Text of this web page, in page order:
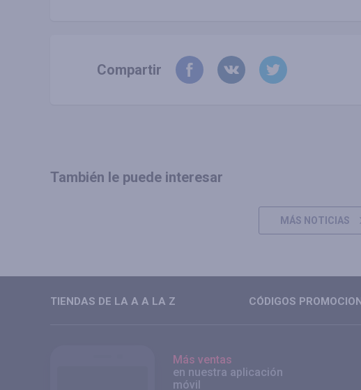
Compartir
También le puede interesar
MÁS NOTICIAS
TIENDAS DE LA A A LA Z CÓDIGOS
Más ventas
en nuestra aplicación
móvil